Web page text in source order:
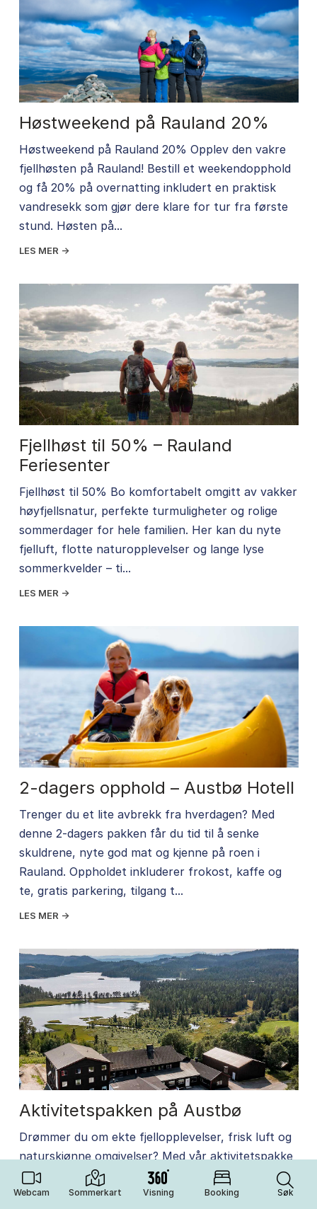
Webcam Sommerkart Visning Booking Søk
Høstweekend på Rauland 20%
Høstweekend på Rauland 20% Opplev den vakre
fjellhøsten på Rauland! Bestill et weekendopphold
og få 20% på overnatting inkludert en praktisk
vandresekk som gjør dere klare for tur fra første
stund. Høsten på...
LES MER →
Fjellhøst til 50% – Rauland
Feriesenter
Fjellhøst til 50% Bo komfortabelt omgitt av vakker
høyfjellsnatur, perfekte turmuligheter og rolige
sommerdager for hele familien. Her kan du nyte
fjelluft, flotte naturopplevelser og lange lyse
sommerkvelder – ti...
LES MER →
2-dagers opphold – Austbø Hotell
Trenger du et lite avbrekk fra hverdagen? Med
denne 2-dagers pakken får du tid til å senke
skuldrene, nyte god mat og kjenne på roen i
Rauland. Oppholdet inkluderer frokost, kaffe og
te, gratis parkering, tilgang t...
LES MER →
Aktivitetspakken på Austbø
Drømmer du om ekte fjellopplevelser, frisk luft og
naturskjønne omgivelser? Med vår aktivitetspakke
får du oppleve Rauland på sitt aller vakreste –
perfekt for både eventyrlystne og de som ønsker